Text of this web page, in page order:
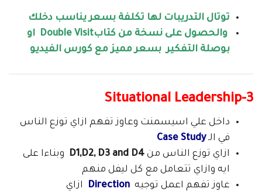
توتال التدريبات لها تكلفة بسعر يناسب دخلك
والحصول على نسخة من كتابDouble Visit او
بوصلة التفكير بسعر مميز مع كورس الفيديو
3-
Situational Leadership
داخل علي اسيسمنت وعاوز تفهم ازاي توزع الناس
في الـCase Study
ازاي توزع الناس من D1,D2, D3 and D4
وبناءا على
ايه وازاي تتعامل مع كل ليفل منهم
عاوز تفهم اعمل توجيه Direction
ازاي